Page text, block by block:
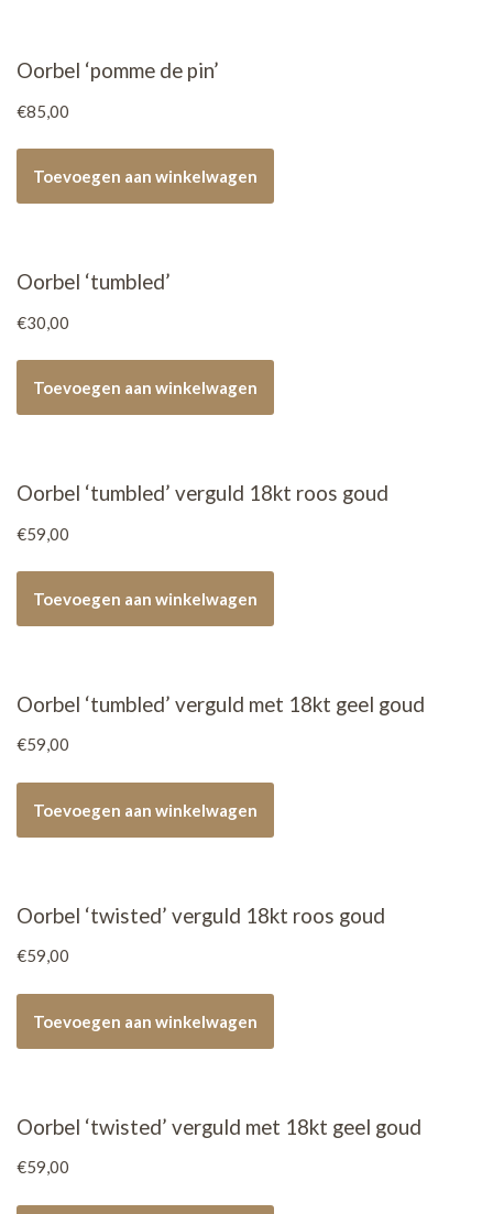
Oorbel ‘pomme de pin’
€85,00
Toevoegen aan winkelwagen
Oorbel ‘tumbled’
€30,00
Toevoegen aan winkelwagen
Oorbel ‘tumbled’ verguld 18kt roos goud
€59,00
Toevoegen aan winkelwagen
Oorbel ‘tumbled’ verguld met 18kt geel goud
€59,00
Toevoegen aan winkelwagen
Oorbel ‘twisted’ verguld 18kt roos goud
€59,00
Toevoegen aan winkelwagen
Oorbel ‘twisted’ verguld met 18kt geel goud
€59,00